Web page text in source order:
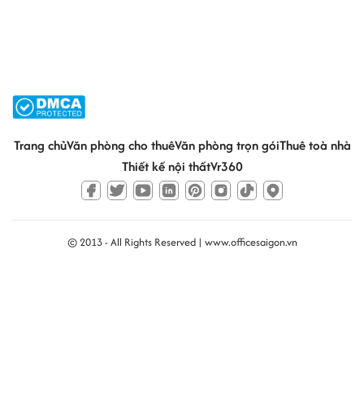
Trang chủVăn phòng cho thuêVăn phòng trọn góiThuê toà nhà
Thiết kế nội thấtVr360
© 2013 - All Rights Reserved | www.officesaigon.vn